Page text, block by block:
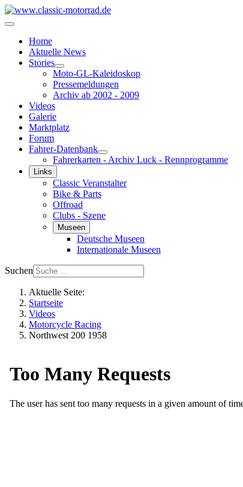
Home
Aktuelle News
Stories
Moto-GL-Kaleidoskop
Pressemeldungen
Archiv ab 2002 - 2009
Videos
Galerie
Marktplatz
Forum
Fahrer-Datenbank
Fahrerkarten - Archiv Luck - Rennprogramme
Links
Classic Veranstalter
Bike & Parts
Offroad
Clubs - Szene
Museen
Deutsche Museen
Internationale Museen
Suchen
Aktuelle Seite:
Startseite
Videos
Motorcycle Racing
Northwest 200 1958